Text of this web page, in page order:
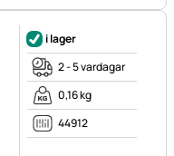
i lager
2 - 5 vardagar
0,16 kg
44912